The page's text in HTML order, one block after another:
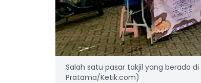
Salah satu pasar takjil yang berada
Pratama/Ketik.com)